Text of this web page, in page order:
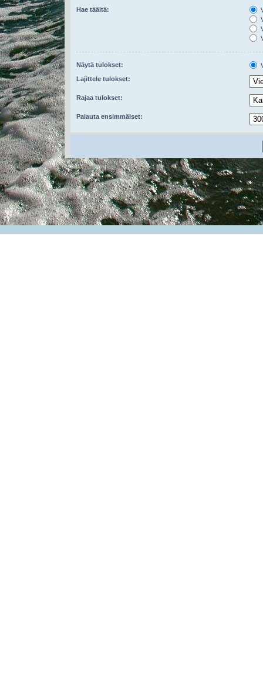
Hae täältä:
Näytä tulokset:
Lajittele tulokset:
Rajaa tulokset:
Palauta ensimmäiset: